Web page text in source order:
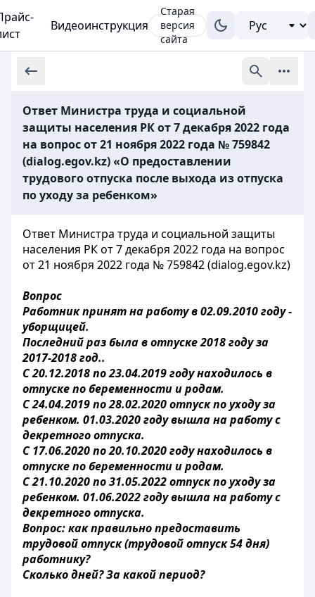
Видеоинструкция
Старая
версия
сайта
Ответ Министра труда и социальной
защиты населения РК от 7 декабря 2022 года
на вопрос от 21 ноября 2022 года № 759842
(dialog.egov.kz) «О предоставлении
трудового отпуска после выхода из отпуска
по уходу за ребенком»
Ответ Министра труда и социальной защиты
населения РК от 7 декабря 2022 года на вопрос
от 21 ноября 2022 года № 759842 (dialog.egov.kz)
Вопрос
Работник принят на работу в 02.09.2010 году -
уборщицей.
Последний раз была в отпуске 2018 году за
2017-2018 год..
С 20.12.2018 по 23.04.2019 году находилось в
отпуске по беременности и родам.
С 24.04.2019 по 28.02.2020 отпуск по уходу за
ребенком. 01.03.2020 году вышла на работу с
декретного отпуска.
С 17.06.2020 по 20.10.2020 году находилось в
отпуске по беременности и родам.
С 21.10.2020 по 31.05.2022 отпуск по уходу за
ребенком. 01.06.2022 году вышла на работу с
декретного отпуска.
Вопрос: как правильно предоставить
трудовой отпуск (трудовой отпуск 54 дня)
работнику?
Сколько дней? За какой период?